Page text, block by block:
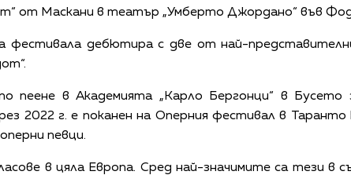
от Маскани в театър „Умберто Джордано“ във
фестивала дебютира с две от най-
пеене в Академията „Карло Бергонци“ в Бусето
2022 г. е поканен на Оперния фестивал в
певци.
в цяла Европа. Сред най-значимите са тези в